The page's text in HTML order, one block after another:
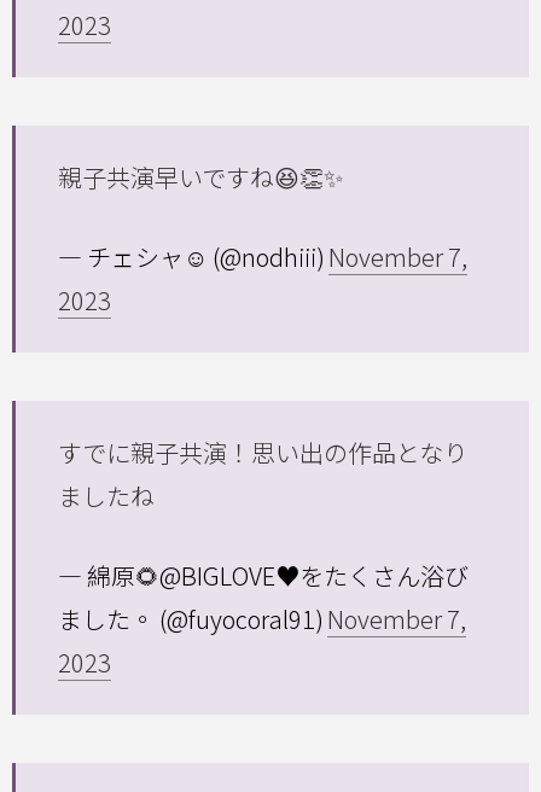
2023
親子共演早いですね😆👏✨
— チェシャ☺︎ (@nodhiii) November 7,
2023
すでに親子共演！思い出の作品となり
ましたね
— 綿原🌻@BIGLOVE♥️をたくさん浴び
ました。 (@fuyocoral91) November 7,
2023